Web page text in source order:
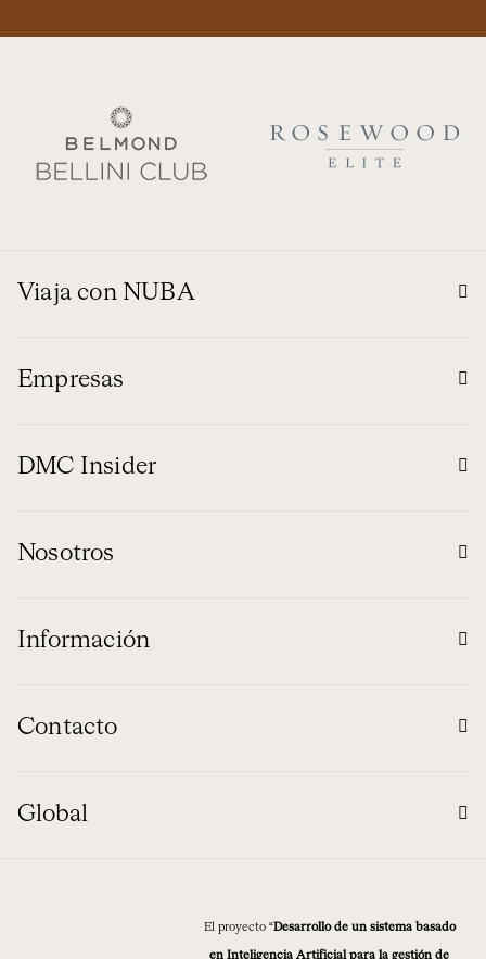
Viaja con NUBA
Empresas
DMC Insider
Nosotros
Información
Contacto
Global
El proyecto “Desarrollo de un sistema basado
en Inteligencia Artificial para la gestión de